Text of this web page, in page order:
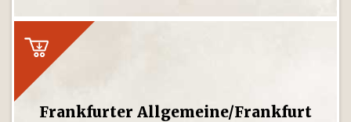
Frankfurter Allgemeine/Frankfurt